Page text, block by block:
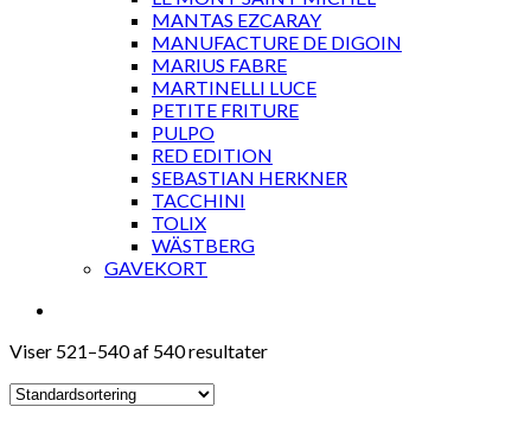
MANTAS EZCARAY
MANUFACTURE DE DIGOIN
MARIUS FABRE
MARTINELLI LUCE
PETITE FRITURE
PULPO
RED EDITION
SEBASTIAN HERKNER
TACCHINI
TOLIX
WÄSTBERG
GAVEKORT
Viser 521–540 af 540 resultater